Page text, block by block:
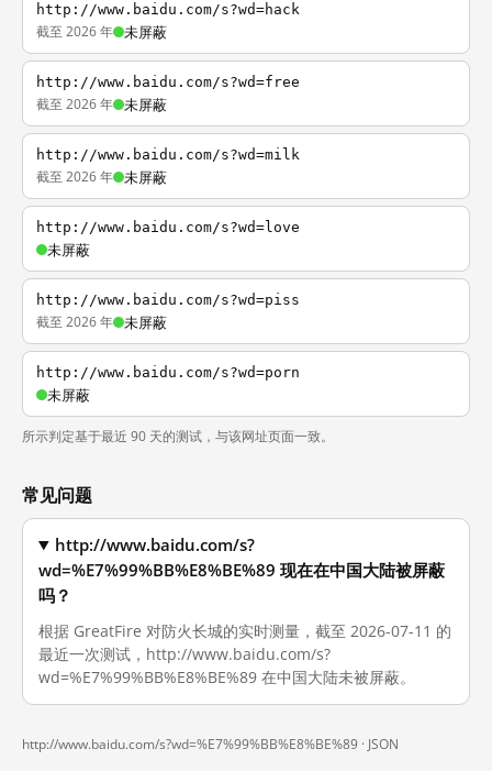
http://www.baidu.com/s?wd=hack
截至 2026 年 未屏蔽
http://www.baidu.com/s?wd=free
截至 2026 年 未屏蔽
http://www.baidu.com/s?wd=milk
截至 2026 年 未屏蔽
http://www.baidu.com/s?wd=love
未屏蔽
http://www.baidu.com/s?wd=piss
截至 2026 年 未屏蔽
http://www.baidu.com/s?wd=porn
未屏蔽
所示判定基于最近 90 天的测试，与该网址页面一致。
常见问题
http://www.baidu.com/s?
wd=%E7%99%BB%E8%BE%89 现在在中国大陆被屏蔽
吗？
根据 GreatFire 对防火长城的实时测量，截至 2026-07-11 的
最近一次测试，http://www.baidu.com/s?
wd=%E7%99%BB%E8%BE%89 在中国大陆未被屏蔽。
http://www.baidu.com/s?wd=%E7%99%BB%E8%BE%89 · JSON